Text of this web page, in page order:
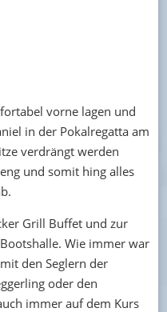
vorne lagen und
in der Pokalregatta am
verdrängt werden
und somit hing alles
Grill Buffet und zur
Wie immer war
den Seglern der
oder den
immer auf dem Kurs